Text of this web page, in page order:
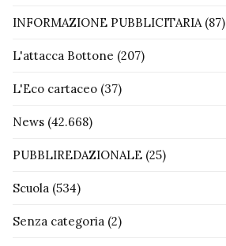
INFORMAZIONE PUBBLICITARIA(87)
L'attacca Bottone (207)
L'Eco cartaceo (37)
News (42.668)
PUBBLIREDAZIONALE (25)
Scuola (534)
Senza categoria (2)